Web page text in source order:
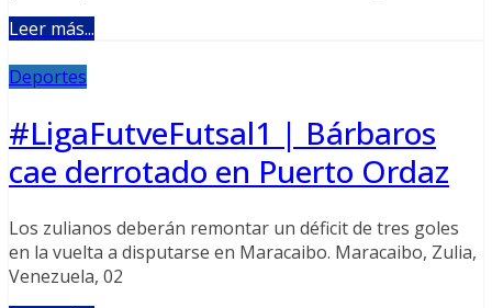
Leer más...
Deportes
#LigaFutveFutsal1 | Bárbaros
cae derrotado en Puerto Ordaz
Los zulianos deberán remontar un déficit de tres goles
en la vuelta a disputarse en Maracaibo. Maracaibo, Zulia,
Venezuela, 02